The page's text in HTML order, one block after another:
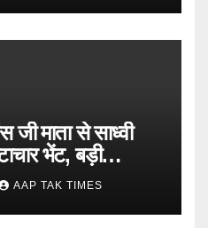
माता से साध्वी
भेंट, बड़ी
AAP TAK TIMES